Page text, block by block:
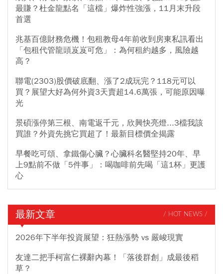
最賺？杜金龍點名「這檔」爆炸性強漲，11月末升段
首選
兆基百億財務危機！包租教母4年前收到房東私訊看出
「包租代管龍頭岌岌可危」：為何租約越多，風險越
高？
聯電(2303)股價破底翻、漲了2成玩完？118元可以
買？展望大好為何外資3天賣超14.6萬張，可能原因曝
光
景碩漲停第三根、南電返千元，欣興快亮燈...3檔我該
買誰？外資先挑它買超了！最新目標價全揭露
早餐吃可頌、拿鐵傷心臟？心臟科名醫堅持20年、早
上9點前不做「5件事」：喝咖啡前先喝「這1杯」更護
心
最新文章 / HOT NEWS /
2026年下半年投資展望：狂熱漲勢 vs 嚴峻現實
友達二把手柯富仁裸辭內幕！「落後群創」成最後稻
草？